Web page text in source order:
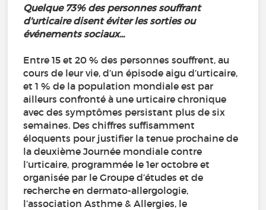
Quelque 73% des personnes souffrant
d'urticaire disent éviter les sorties ou
événements sociaux...
Entre 15 et 20 % des personnes souffrent, au
cours de leur vie, d’un épisode aigu d’urticaire,
et 1 % de la population mondiale est par
ailleurs confronté à une urticaire chronique
avec des symptômes persistant plus de six
semaines. Des chiffres suffisamment
éloquents pour justifier la tenue prochaine de
la deuxième Journée mondiale contre
l’urticaire, programmée le 1er octobre et
organisée par le Groupe d’études et de
recherche en dermato-allergologie,
l’association Asthme & Allergies, le